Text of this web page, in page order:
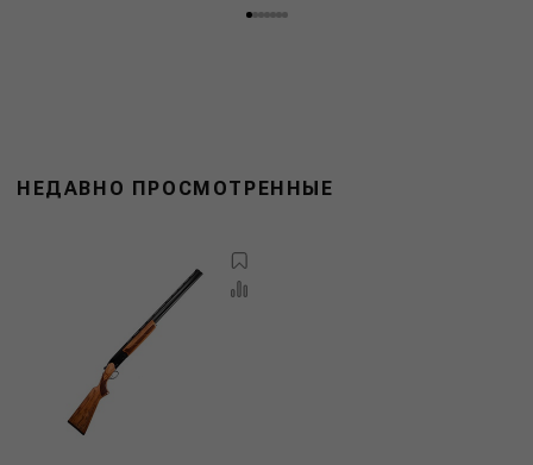
НЕДАВНО ПРОСМОТРЕННЫЕ